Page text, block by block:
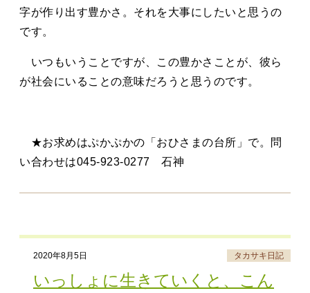
字が作り出す豊かさ。それを大事にしたいと思うの
です。
いつもいうことですが、この豊かさことが、彼ら
が社会にいることの意味だろうと思うのです。
★お求めはぷかぷかの「おひさまの台所」で。問
い合わせは045-923-0277 石神
2020年8月5日 タカサキ日記
いっしょに生きていくと、こん